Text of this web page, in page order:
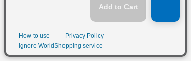
Afternoon Tea(アフタヌーンティー)公式オンラインストアで
は、
キッチン・ダイニングなどの生活雑貨、紅茶・焼き菓子など、
毎日新商品をご用意しています。
Cookie 設定
クッキーに同意しない
クッキーに同意する